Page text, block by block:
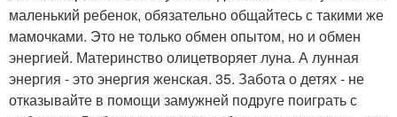
маленький ребенок, обязательно общайтесь с такими же
мамочками. Это не только обмен опытом, но и обмен
энергией. Материнство олицетворяет луна. А лунная
энергия - это энергия женская. 35. Забота о детях - не
отказывайте в помощи замужней подруге поиграть с